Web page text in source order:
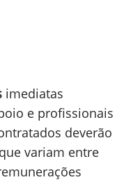
imediatas
e profissionais
deverão
variam entre